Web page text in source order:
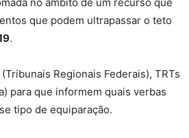
que podem ultrapassar o teto
.
Regionais Federais), TRTs
para que informem quais verbas
tipo de equiparação.